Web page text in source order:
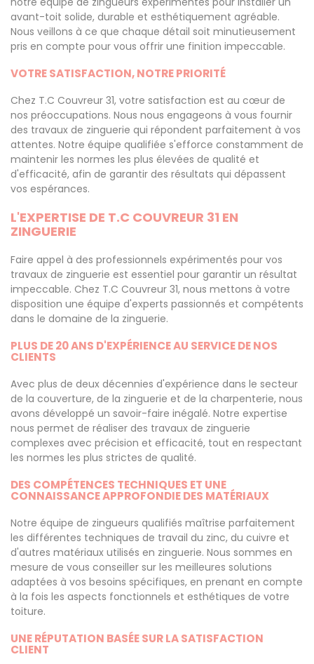
avant-toit solide, durable et esthétiquement agréable.
Nous veillons à ce que chaque détail soit minutieusement
pris en compte pour vous offrir une finition impeccable.
VOTRE SATISFACTION, NOTRE PRIORITÉ
Chez T.C Couvreur 31, votre satisfaction est au cœur de
nos préoccupations. Nous nous engageons à vous fournir
des travaux de zinguerie qui répondent parfaitement à vos
attentes. Notre équipe qualifiée s'efforce constamment de
maintenir les normes les plus élevées de qualité et
d'efficacité, afin de garantir des résultats qui dépassent
vos espérances.
L'EXPERTISE DE T.C COUVREUR 31 EN
ZINGUERIE
Faire appel à des professionnels expérimentés pour vos
travaux de zinguerie est essentiel pour garantir un résultat
impeccable. Chez T.C Couvreur 31, nous mettons à votre
disposition une équipe d'experts passionnés et compétents
dans le domaine de la zinguerie.
PLUS DE 20 ANS D'EXPÉRIENCE AU SERVICE DE NOS
CLIENTS
Avec plus de deux décennies d'expérience dans le secteur
de la couverture, de la zinguerie et de la charpenterie, nous
avons développé un savoir-faire inégalé. Notre expertise
nous permet de réaliser des travaux de zinguerie
complexes avec précision et efficacité, tout en respectant
les normes les plus strictes de qualité.
DES COMPÉTENCES TECHNIQUES ET UNE
CONNAISSANCE APPROFONDIE DES MATÉRIAUX
Notre équipe de zingueurs qualifiés maîtrise parfaitement
les différentes techniques de travail du zinc, du cuivre et
d'autres matériaux utilisés en zinguerie. Nous sommes en
mesure de vous conseiller sur les meilleures solutions
adaptées à vos besoins spécifiques, en prenant en compte
à la fois les aspects fonctionnels et esthétiques de votre
toiture.
UNE RÉPUTATION BASÉE SUR LA SATISFACTION
CLIENT